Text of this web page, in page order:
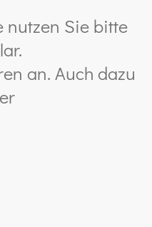
nutzen Sie bitte
an. Auch dazu